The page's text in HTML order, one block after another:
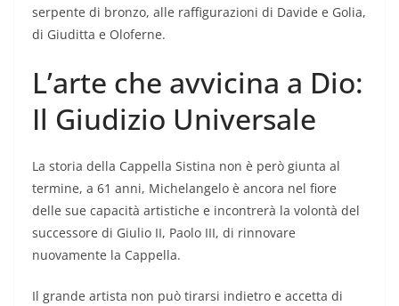
serpente di bronzo, alle raffigurazioni di Davide e Golia,
di Giuditta e Oloferne.
L’arte che avvicina a Dio:
Il Giudizio Universale
La storia della Cappella Sistina non è però giunta al
termine, a 61 anni, Michelangelo è ancora nel fiore
delle sue capacità artistiche e incontrerà la volontà del
successore di Giulio II, Paolo III, di rinnovare
nuovamente la Cappella.
Il grande artista non può tirarsi indietro e accetta di